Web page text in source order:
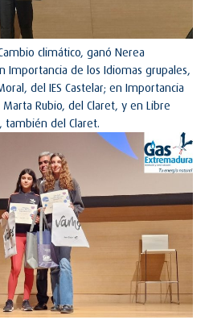
climático, ganó Nerea
Importancia de los Idiomas grupales,
del IES Castelar; en Importancia
Rubio, del Claret, y en Libre
también del Claret.